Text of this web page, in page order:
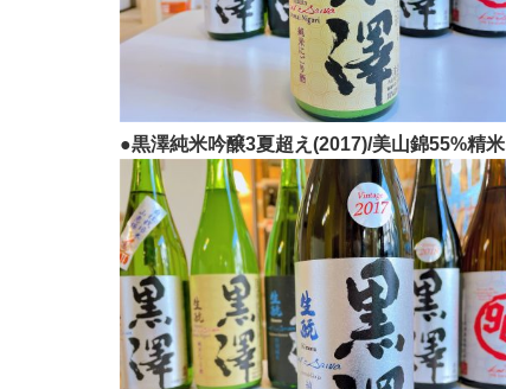
●黒澤純米吟醸3夏超え(2017)/美山錦55%精米